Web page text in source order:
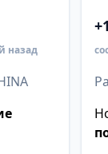
назад
+1